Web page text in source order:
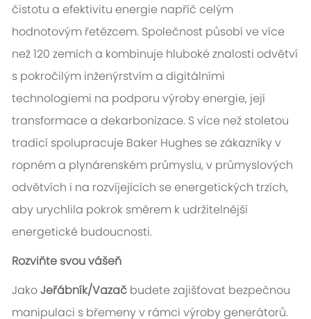
čistotu a efektivitu energie napříč celým
hodnotovým řetězcem. Společnost působí ve více
než 120 zemích a kombinuje hluboké znalosti odvětví
s pokročilým inženýrstvím a digitálními
technologiemi na podporu výroby energie, její
transformace a dekarbonizace. S více než stoletou
tradicí spolupracuje Baker Hughes se zákazníky v
ropném a plynárenském průmyslu, v průmyslových
odvětvích i na rozvíjejících se energetických trzích,
aby urychlila pokrok směrem k udržitelnější
energetické budoucnosti.
Rozviňte svou vášeň
JakoJeřábník/Vazačbudete zajišťovat bezpečnou
manipulaci s břemeny v rámci výroby generátorů.